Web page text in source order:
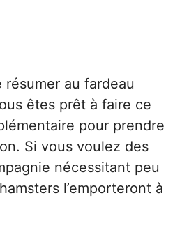
résumer au fardeau
êtes prêt à faire ce
pour prendre
Si vous voulez des
nécessitant peu
l’emporteront à